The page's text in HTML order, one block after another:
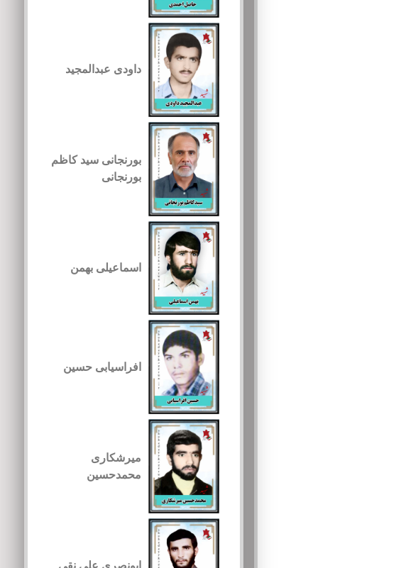
داودی عبدالمجید
بورنجانی سید کاظم
بورنجانی
اسماعیلی بهمن
افراسیابی حسین
میرشکاری
محمدحسین
ابونصری علی نقی